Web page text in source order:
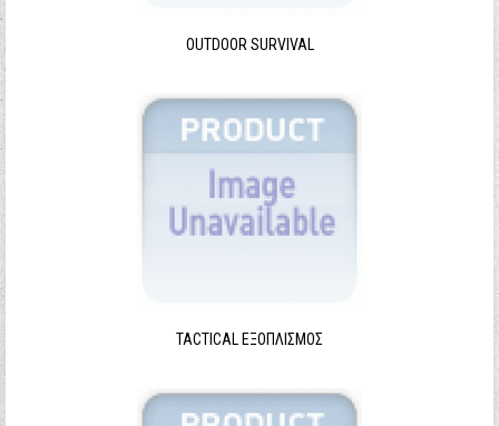
OUTDOOR SURVIVAL
TACTICAL ΕΞΟΠΛΙΣΜΌΣ